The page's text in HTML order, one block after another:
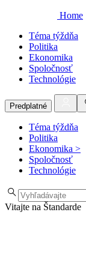
Home
Téma týždňa
Politika
Ekonomika
Spoločnosť
Technológie
Predplatné
Téma týždňa
Politika
Ekonomika >
Spoločnosť
Technológie
Vitajte na Štandarde